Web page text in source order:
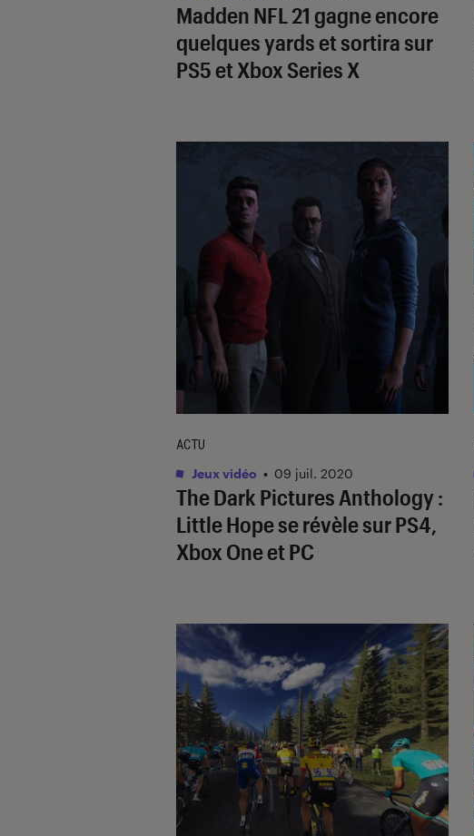
Madden NFL 21 gagne encore
quelques yards et sortira sur
PS5 et Xbox Series X
The Dark Pictures Anthology :
Little Hope se révèle sur PS4,
Xbox One et PC
ACTU
Jeux vidéo • 09 juil. 2020